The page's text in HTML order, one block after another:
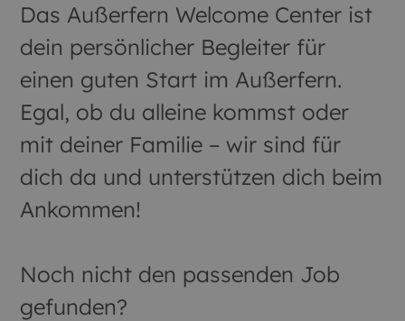
Das Außerfern Welcome Center ist
dein persönlicher Begleiter für
einen guten Start im Außerfern.
Egal, ob du alleine kommst oder
mit deiner Familie – wir sind für
dich da und unterstützen dich beim
Ankommen!
Noch nicht den passenden Job
gefunden?